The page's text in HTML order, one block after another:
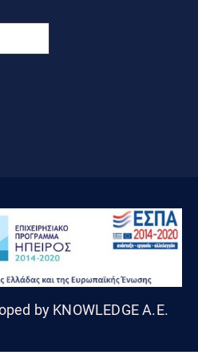
by KNOWLEDGE A.E.